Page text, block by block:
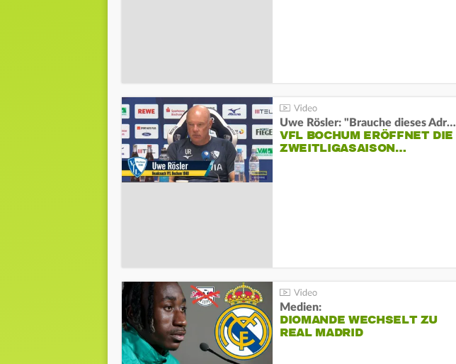
Uwe Rösler: "Brauche dieses Adrenalin"
VFL BOCHUM ERÖFFNET DIE
ZWEITLIGASAISON…
Medien:
DIOMANDE WECHSELT ZU
REAL MADRID